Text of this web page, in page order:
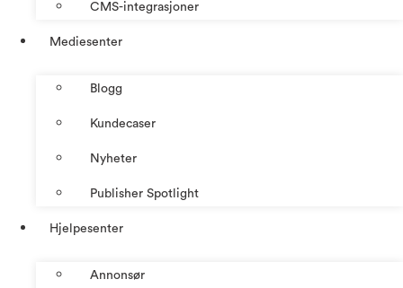
CMS-integrasjoner
Mediesenter
Blogg
Kundecaser
Nyheter
Publisher Spotlight
Hjelpesenter
Annonsør